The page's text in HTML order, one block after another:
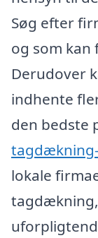
Søg efter
og som kan
Derudover
indhente
den bedste
lokale